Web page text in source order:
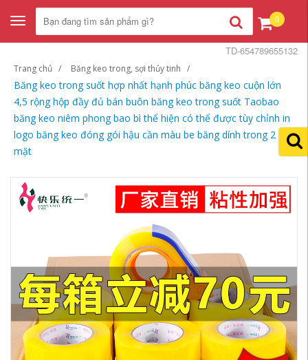
Toggle
navigation
0
Trang chủ Băng keo trong, sợi thủy tinh
Băng keo trong suốt hợp nhất hạnh phúc băng keo cuộn lớn
4,5 rộng hộp đầy đủ bán buôn băng keo trong suốt Taobao
băng keo niêm phong bao bì thể hiện có thể được tùy chỉnh in
logo băng keo đóng gói hậu cần màu be băng dính trong 2
mặt
TD-654789655132